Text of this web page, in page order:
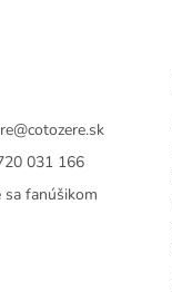
@cotozere.sk
031 166
sa fanúšikom